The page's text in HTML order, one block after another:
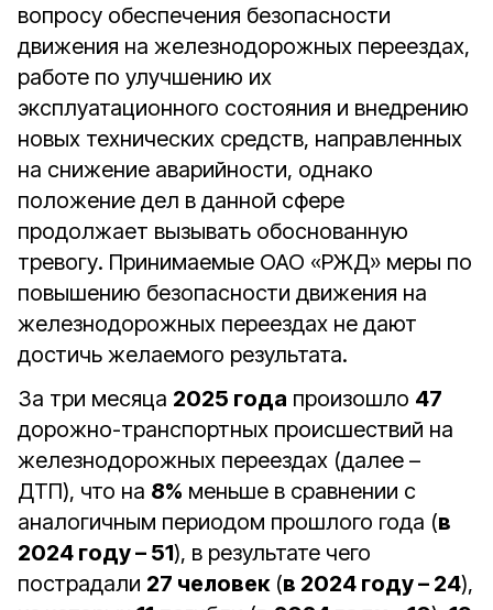
вопросу обеспечения безопасности
движения на железнодорожных переездах,
работе по улучшению их
эксплуатационного состояния и внедрению
новых технических средств, направленных
на снижение аварийности, однако
положение дел в данной сфере
продолжает вызывать обоснованную
тревогу. Принимаемые ОАО «РЖД» меры по
повышению безопасности движения на
железнодорожных переездах не дают
достичь желаемого результата.
За три месяца 2025 года произошло 47
дорожно-транспортных происшествий на
железнодорожных переездах (далее –
ДТП), что на 8% меньше в сравнении с
аналогичным периодом прошлого года (в
2024 году – 51), в результате чего
пострадали 27 человек(в 2024 году – 24),